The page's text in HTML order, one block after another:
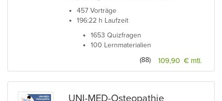
457 Vorträge
196:22 h Laufzeit
1653 Quizfragen
100 Lernmaterialien
109,90 € mtl.
(88)
UNI-MED-Osteopathie